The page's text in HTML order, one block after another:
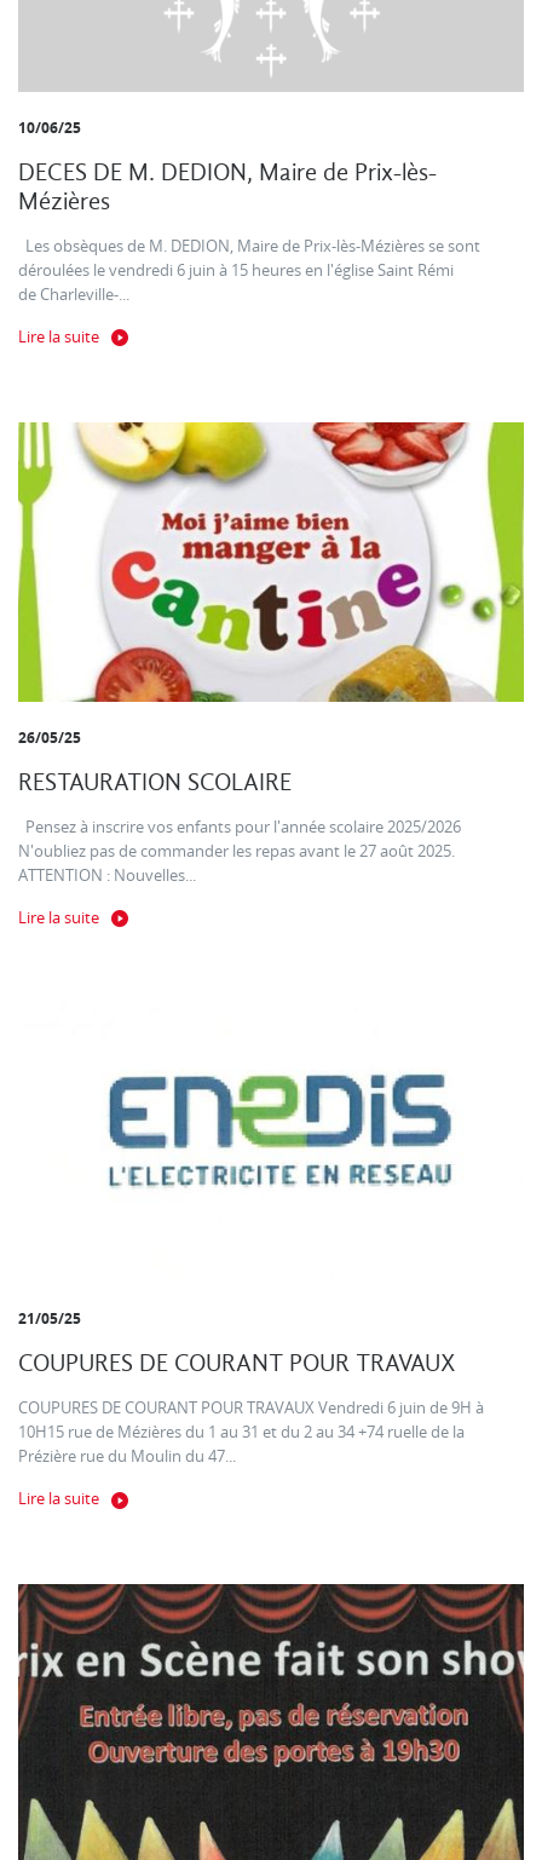
10/06/25
DECES DE M. DEDION, Maire de Prix-lès-
Mézières
Les obsèques de M. DEDION, Maire de Prix-lès-Mézières se sont
déroulées le vendredi 6 juin à 15 heures en l'église Saint Rémi
de Charleville-...
Lire la suite
26/05/25
RESTAURATION SCOLAIRE
Pensez à inscrire vos enfants pour l'année scolaire 2025/2026
N'oubliez pas de commander les repas avant le 27 août 2025.
ATTENTION : Nouvelles...
Lire la suite
21/05/25
COUPURES DE COURANT POUR TRAVAUX
COUPURES DE COURANT POUR TRAVAUX Vendredi 6 juin de 9H à
10H15 rue de Mézières du 1 au 31 et du 2 au 34 +74 ruelle de la
Prézière rue du Moulin du 47...
Lire la suite